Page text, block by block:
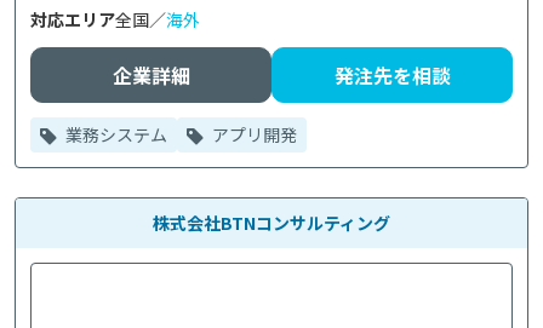
対応エリア全国／海外
企業詳細 発注先を相談
業務システム アプリ開発
株式会社BTNコンサルティング